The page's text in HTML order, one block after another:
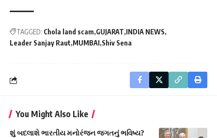
TAGGED: Chola land scam GUJARAT INDIA NEWS
Leader Sanjay Raut MUMBAI Shiv Sena
You Might Also Like
શું બદલાશે ભારતીય મનોરંજન જગતનું ભવિષ્ય?